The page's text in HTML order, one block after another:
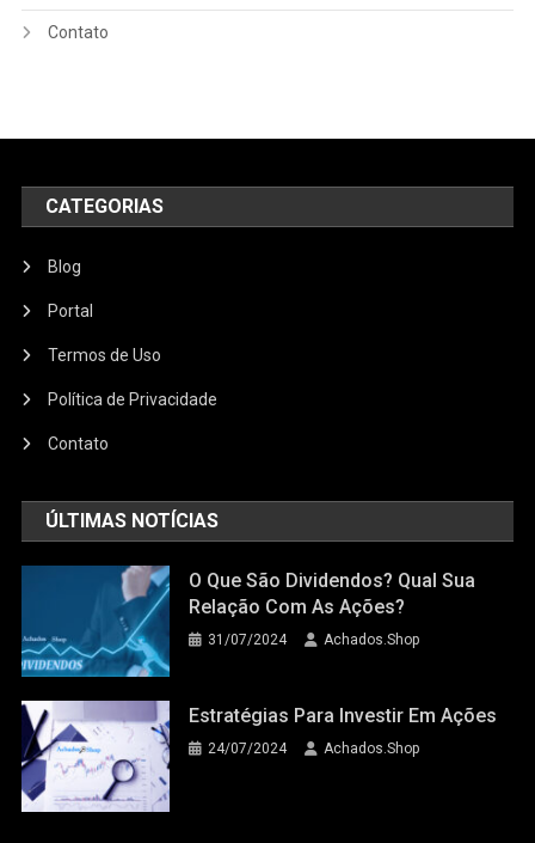
Contato
CATEGORIAS
Blog
Portal
Termos de Uso
Política de Privacidade
Contato
ÚLTIMAS NOTÍCIAS
O Que São Dividendos? Qual Sua
Relação Com As Ações?
31/07/2024 Achados.Shop
Estratégias Para Investir Em Ações
24/07/2024 Achados.Shop